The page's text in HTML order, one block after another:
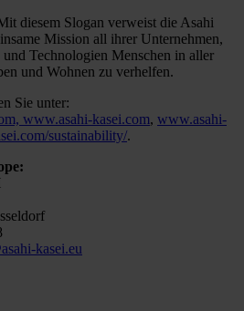
diesem Slogan verweist die Asahi
Mission all ihrer Unternehmen,
Technologien Menschen in aller
und Wohnen zu verhelfen.
Sie unter:
www.asahi-kasei.com, www.asahi-
sustainability/.
kasei.eu